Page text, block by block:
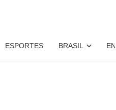
ESPORTES BRASIL